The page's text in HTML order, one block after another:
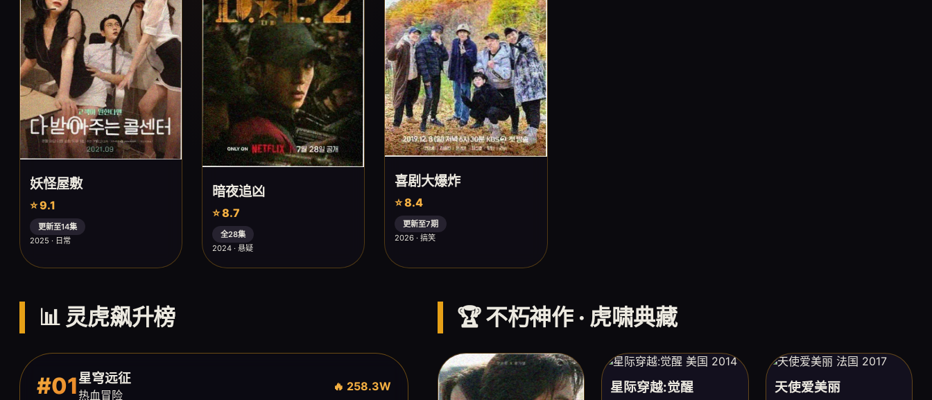
妖怪屋敷
⭐ 9.1
更新至14集
2025 · 日常
暗夜追凶
⭐ 8.7
全28集
2024 · 悬疑
喜剧大爆炸
⭐ 8.4
更新至7期
2026 · 搞笑
📊 灵虎飙升榜
#01星穹远征
热血冒险
🔥 258.3W
🏆 不朽神作 · 虎啸典藏
星际穿越:觉醒 天使爱美丽